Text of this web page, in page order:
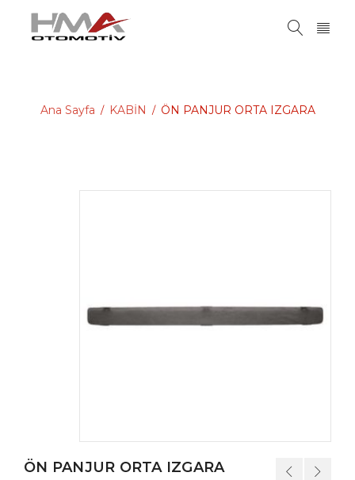
Ana Sayfa / KABİN / ÖN PANJUR ORTA IZGARA
ÖN PANJUR ORTA IZGARA